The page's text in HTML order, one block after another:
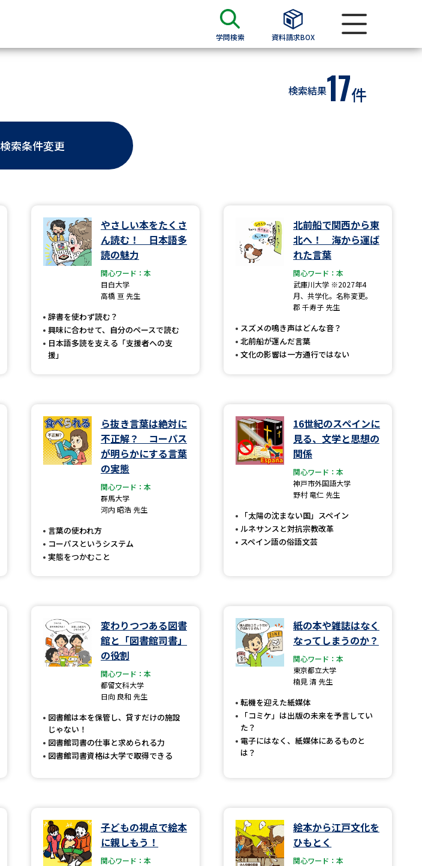
学問検索 資料請求BOX
・短大の資料種類から請求
パンフ
学部・学科パンフ
型選抜・学校推薦型選抜 募集要項＆願書
・短大以外の資料から請求
門学校の資料請求 大学院の資料請求
留学・進学関連、塾・予備校
学入学共通テスト「受験案内」の請求
学入学共通テスト「受験上の配慮案内」の請求
高等学校卒業程度認定試験
稚園教員資格認定試験
小学校教員資格認定試験
等学校（情報）教員資格認定試験
で学べる内容や特徴を調べる
増設大学・学部・学科特集
国際・グローバルに強い大学特集
奨学金・特待生制度特集
新学年スタート号特集ページ（高3生用）
学年スタート号特集ページ（高2生用）
特集ページ
型・Web型イベント特集
夢ナビライブ
受験準備 資料検索
望校・出願校を調べる
受験スケジュールを立てよう
先輩が入学を決めた理由
学問発見 学問検索
検索結果17件
検索条件変更
やさしい本をたくさ
ん読む！ 日本語多
読の魅力
関心ワード：本
目白大学
高橋 亘 先生
辞書を使わず読む？
興味に合わせて、自分のペースで読む
日本語多読を支える「支援者への支
援」
北前船で関西から東
北へ！ 海から運ば
れた言葉
関心ワード：本
武庫川大学 ※2027年4
月、共学化。名称変更。
郡 千寿子 先生
スズメの鳴き声はどんな音？
北前船が運んだ言葉
文化の影響は一方通行ではない
ら抜き言葉は絶対に
不正解？ コーパス
が明らかにする言葉
の実態
関心ワード：本
群馬大学
河内 昭浩 先生
言葉の使われ方
コーパスというシステム
実態をつかむこと
16世紀のスペインに
見る、文学と思想の
関係
関心ワード：本
神戸市外国語大学
野村 竜仁 先生
「太陽の沈まない国」スペイン
ルネサンスと対抗宗教改革
スペイン語の俗語文芸
変わりつつある図書
館と「図書館司書」
の役割
関心ワード：本
都留文科大学
日向 良和 先生
図書館は本を保管し、貸すだけの施設
じゃない！
図書館司書の仕事と求められる力
図書館司書資格は大学で取得できる
紙の本や雑誌はなく
なってしまうのか？
関心ワード：本
東京都立大学
楠見 清 先生
転機を迎えた紙媒体
「コミケ」は出版の未来を予言してい
た？
電子にはなく、紙媒体にあるものと
は？
子どもの視点で絵本
に親しもう！
関心ワード：本
絵本から江戸文化を
ひもとく
関心ワード：本